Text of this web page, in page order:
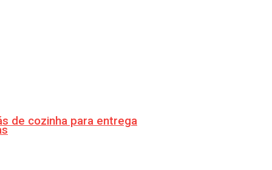
de cozinha para entrega